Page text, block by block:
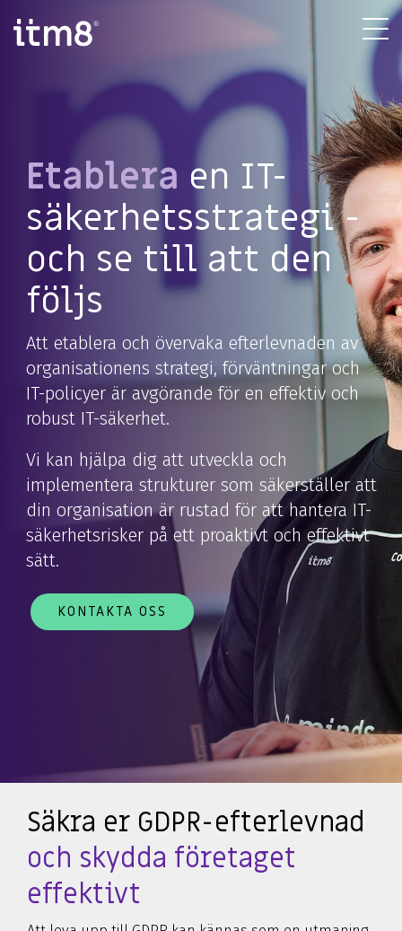
direkte
Etablera en IT-
säkerhetsstrategi -
och se till att den
följs
Att etablera och övervaka efterlevnaden av
organisationens strategi, förväntningar och
IT-policyer är avgörande för en effektiv och
robust IT-säkerhet.
Vi kan hjälpa dig att utveckla och
implementera strukturer som säkerställer att
din organisation är rustad för att hantera IT-
säkerhetsrisker på ett proaktivt och effektivt
sätt.
KONTAKTA OSS
Säkra er GDPR-efterlevnad
och skydda företaget
effektivt